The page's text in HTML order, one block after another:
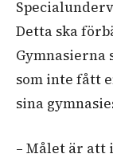
Detta ska
Gymnasierna
som inte fått
sina
– Målet är att